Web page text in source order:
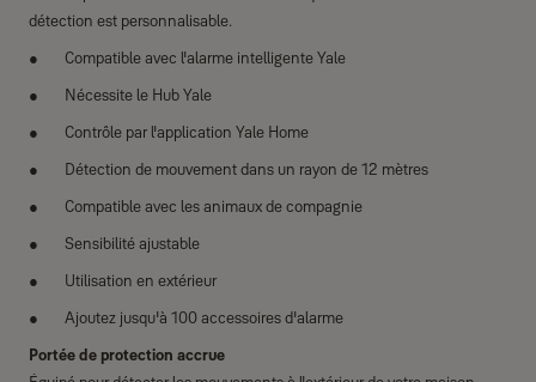
détection est personnalisable.
Compatible avec l'alarme intelligente Yale
Nécessite le Hub Yale
Contrôle par l'application Yale Home
Détection de mouvement dans un rayon de 12 mètres
Compatible avec les animaux de compagnie
Sensibilité ajustable
Utilisation en extérieur
Ajoutez jusqu'à 100 accessoires d'alarme
Portée de protection accrue